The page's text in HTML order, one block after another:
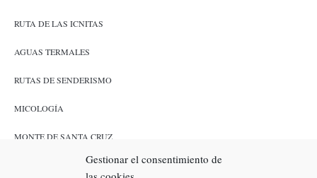
Gestionar el consentimiento de
RUTA DE LAS ICNITAS
AGUAS TERMALES
RUTAS DE SENDERISMO
MICOLOGÍA
MONTE DE SANTA CRUZ